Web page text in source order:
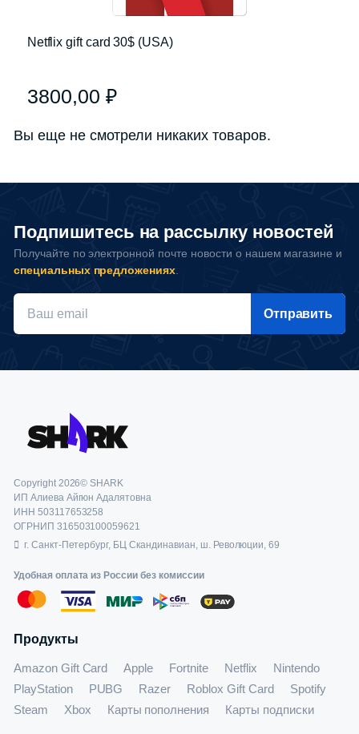
Netflix gift card 30$ (USA)
3800,00 ₽
Вы еще не смотрели никаких товаров.
Подпишитесь на рассылку новостей
Получайте по электронной почте новости о нашем магазине и
специальных предложениях
Отправить
Copyright 2026© SHARK
ИП Алиева Айгюн Адалятовна
ИНН 503117653258
ОГРНИП 316503100059621
г. Санкт-Петербург, БЦ Скандинавиан, ш. Революции, 69
Удобная оплата из России без комиссии
Продукты
Amazon Gift Card Apple Fortnite Netflix
Nintendo
PlayStation
PUBG Razer Roblox Gift Card
Spotify
Steam
Xbox Карты пополнения Карты подписки